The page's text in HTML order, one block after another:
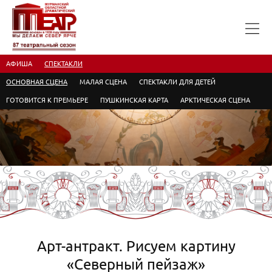
АФИША СПЕКТАКЛИ
ОСНОВНАЯ СЦЕНА МАЛАЯ СЦЕНА СПЕКТАКЛИ ДЛЯ ДЕТЕЙ
ГОТОВИТСЯ К ПРЕМЬЕРЕ ПУШКИНСКАЯ КАРТА АРКТИЧЕСКАЯ СЦЕНА
Арт-антракт. Рисуем картину
«Северный пейзаж»